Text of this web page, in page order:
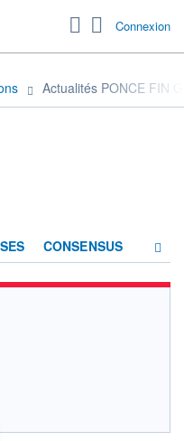
Connexion
Actualités PONCE FIN
CONSENSUS